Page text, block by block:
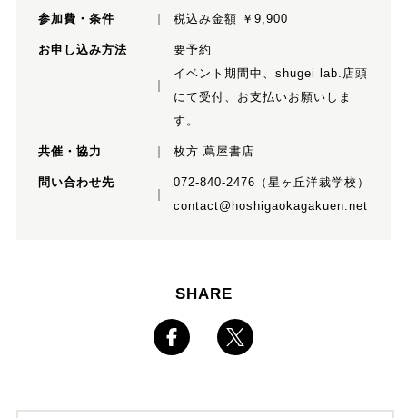
参加費・条件 税込み金額 ￥9,900
お申し込み方法
要予約
イベント期間中、shugei lab.店頭
にて受付、お支払いお願いしま
す。
共催・協力 枚方 蔦屋書店
問い合わせ先
072-840-2476（星ヶ丘洋裁学校）
contact@hoshigaokagakuen.net
SHARE